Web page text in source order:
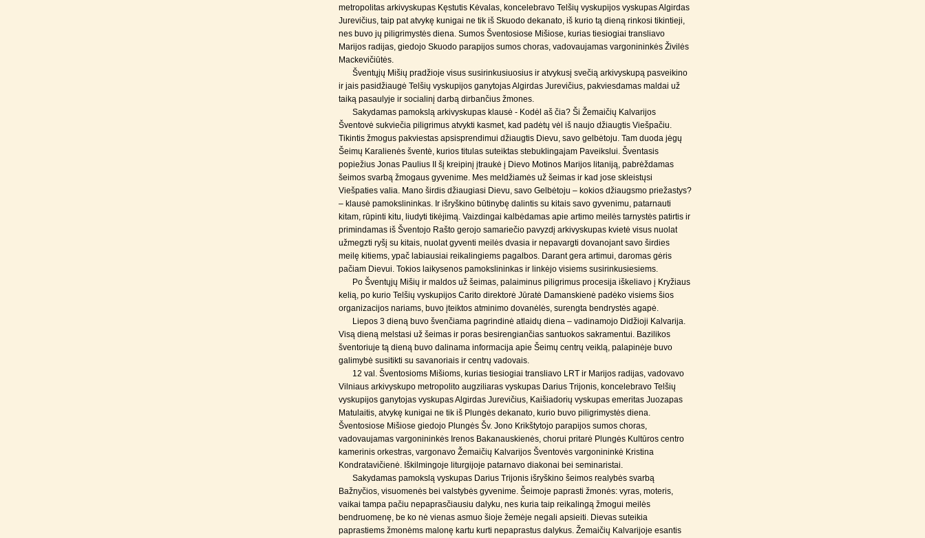
metropolitas arkivyskupas Kęstutis Kėvalas, koncelebravo Telšių vyskupijos vyskupas Algirdas
Jurevičius, taip pat atvykę kunigai ne tik iš Skuodo dekanato, iš kurio tą dieną rinkosi tikintieji,
nes buvo jų piligrimystės diena. Sumos Šventosiose Mišiose, kurias tiesiogiai transliavo
Marijos radijas, giedojo Skuodo parapijos sumos choras, vadovaujamas vargonininkės Živilės
Mackevičiūtės.
Šventųjų Mišių pradžioje visus susirinkusiuosius ir atvykusį svečią arkivyskupą pasveikino
ir jais pasidžiaugė Telšių vyskupijos ganytojas Algirdas Jurevičius, pakviesdamas maldai už
taiką pasaulyje ir socialinį darbą dirbančius žmones.
Sakydamas pamokslą arkivyskupas klausė - Kodėl aš čia? Ši Žemaičių Kalvarijos
Šventovė sukviečia piligrimus atvykti kasmet, kad padėtų vėl iš naujo džiaugtis Viešpačiu.
Tikintis žmogus pakviestas apsisprendimui džiaugtis Dievu, savo gelbėtoju. Tam duoda jėgų
Šeimų Karalienės šventė, kurios titulas suteiktas stebuklingajam Paveikslui. Šventasis
popiežius Jonas Paulius II šį kreipinį įtraukė į Dievo Motinos Marijos litaniją, pabrėždamas
šeimos svarbą žmogaus gyvenime. Mes meldžiamės už šeimas ir kad jose skleistųsi
Viešpaties valia. Mano širdis džiaugiasi Dievu, savo Gelbėtoju – kokios džiaugsmo priežastys?
– klausė pamokslininkas. Ir išryškino būtinybę dalintis su kitais savo gyvenimu, patarnauti
kitam, rūpinti kitu, liudyti tikėjimą. Vaizdingai kalbėdamas apie artimo meilės tarnystės patirtis ir
primindamas iš Šventojo Rašto gerojo samariečio pavyzdį arkivyskupas kvietė visus nuolat
užmegzti ryšį su kitais, nuolat gyventi meilės dvasia ir nepavargti dovanojant savo širdies
meilę kitiems, ypač labiausiai reikalingiems pagalbos. Darant gera artimui, daromas gėris
pačiam Dievui. Tokios laikysenos pamokslininkas ir linkėjo visiems susirinkusiesiems.
Po Šventųjų Mišių ir maldos už šeimas, palaiminus piligrimus procesija iškeliavo į Kryžiaus
kelią, po kurio Telšių vyskupijos Carito direktorė Jūratė Damanskienė padėko visiems šios
organizacijos nariams, buvo įteiktos atminimo dovanėlės, surengta bendrystės agapė.
Liepos 3 dieną buvo švenčiama pagrindinė atlaidų diena – vadinamojo Didžioji Kalvarija.
Visą dieną melstasi už šeimas ir poras besirengiančias santuokos sakramentui. Bazilikos
šventoriuje tą dieną buvo dalinama informacija apie Šeimų centrų veiklą, palapinėje buvo
galimybė susitikti su savanoriais ir centrų vadovais.
12 val. Šventosioms Mišioms, kurias tiesiogiai transliavo LRT ir Marijos radijas, vadovavo
Vilniaus arkivyskupo metropolito augziliaras vyskupas Darius Trijonis, koncelebravo Telšių
vyskupijos ganytojas vyskupas Algirdas Jurevičius, Kaišiadorių vyskupas emeritas Juozapas
Matulaitis, atvykę kunigai ne tik iš Plungės dekanato, kurio buvo piligrimystės diena.
Šventosiose Mišiose giedojo Plungės Šv. Jono Krikštytojo parapijos sumos choras,
vadovaujamas vargonininkės Irenos Bakanauskienės, chorui pritarė Plungės Kultūros centro
kamerinis orkestras, vargonavo Žemaičių Kalvarijos Šventovės vargonininkė Kristina
Kondratavičienė. Iškilmingoje liturgijoje patarnavo diakonai bei seminaristai.
Sakydamas pamokslą vyskupas Darius Trijonis išryškino šeimos realybės svarbą
Bažnyčios, visuomenės bei valstybės gyvenime. Šeimoje paprasti žmonės: vyras, moteris,
vaikai tampa pačiu nepaprasčiausiu dalyku, nes kuria taip reikalingą žmogui meilės
bendruomenę, be ko nė vienas asmuo šioje žemėje negali apsieiti. Dievas suteikia
paprastiems žmonėms malonę kartu kurti nepaprastus dalykus. Žemaičių Kalvarijoje esantis